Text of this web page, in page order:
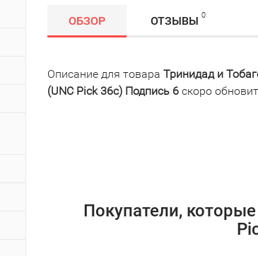
ОБЗОР ОТЗЫВЫ 0
Описание для товара Тринидад и
(UNC Pick 36c) Подпись 6 скоро
Покупатели,